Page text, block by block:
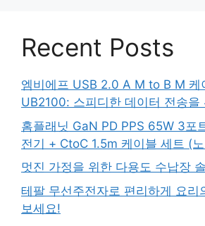
Recent Posts
엠비에프 USB 2.0 A M to B M 케
UB2100: 스피디한 데이터 전송을
홈플래닛 GaN PD PPS 65W 3포
전기 + CtoC 1.5m 케이블 세트 (
멋진 가정을 위한 다용도 수납장
테팔 무선주전자로 편리하게 요리
보세요!